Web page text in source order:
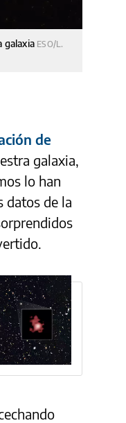
galaxia ESO/L.
de
galaxia,
lo han
datos de la